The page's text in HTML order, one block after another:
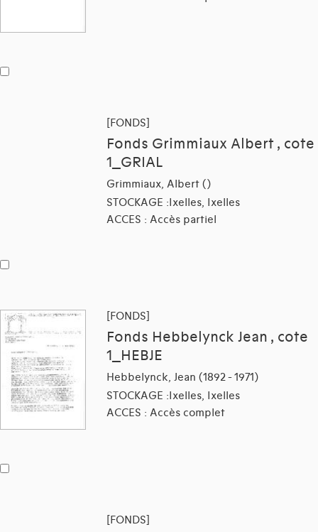
[FONDS]
Fonds Grimmiaux Albert , cote
1_GRIAL
Grimmiaux, Albert ()
STOCKAGE :Ixelles, Ixelles
ACCES : Accès partiel
[FONDS]
Fonds Hebbelynck Jean , cote
1_HEBJE
Hebbelynck, Jean (1892 - 1971)
STOCKAGE :Ixelles, Ixelles
ACCES : Accès complet
[FONDS]